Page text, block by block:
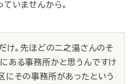
いませんから。
だけ。先ほどの二之湯さんのそ
ある事務所かと思うんですけ
にその事務所があったという